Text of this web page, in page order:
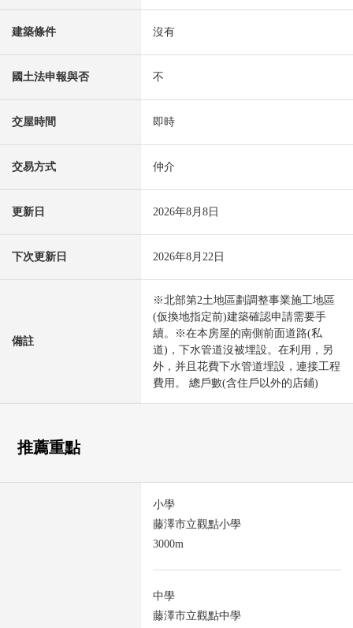
建築條件 沒有
國土法申報與否 不
交屋時間 即時
交易方式 仲介
更新日 2026年8月8日
下次更新日 2026年8月22日
備註
※北部第2土地區劃調整事業施工地區
(仮換地指定前)建築確認申請需要手
續。※在本房屋的南側前面道路(私
道)，下水管道沒被埋設。在利用，另
外，并且花費下水管道埋設，連接工程
費用。 總戶數(含住戶以外的店鋪)
推薦重點
小學
藤澤市立觀點小學
3000m
中學
藤澤市立觀點中學